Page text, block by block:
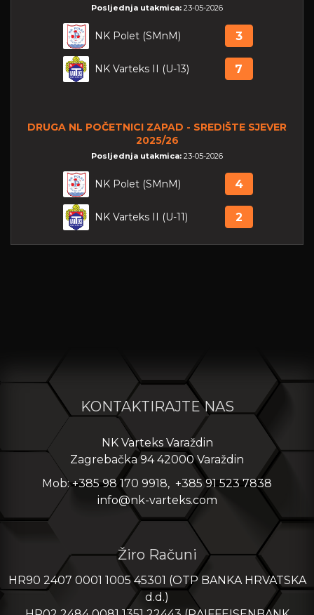
Posljednja utakmica: 23-05-2026
NK Polet (SMnM) 3
NK Varteks II (U-13) 7
DRUGA NL POČETNICI ZAPAD - SREDIŠTE SJEVER
2025/26
Posljednja utakmica: 23-05-2026
NK Polet (SMnM) 4
NK Varteks II (U-11) 2
KONTAKTIRAJTE NAS
NK Varteks Varaždin
Zagrebačka 94 42000 Varaždin
Mob: +385 98 170 9918, +385 91 523 7838
info@nk-varteks.com
Žiro Računi
HR90 2407 0001 1005 45301 (OTP BANKA HRVATSKA
d.d.)